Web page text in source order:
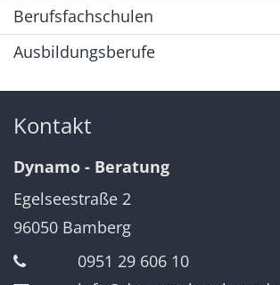
Berufsfachschulen
Ausbildungsberufe
Kontakt
Dynamo - Beratung
Egelseestraße 2
96050 Bamberg
0951 29 606 10